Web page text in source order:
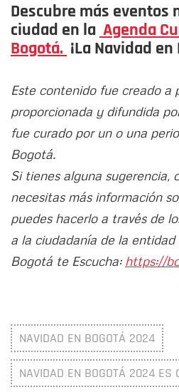
Descubre más eventos
ciudad en la Agenda
Bogotá. ¡La Navidad
Este contenido fue creado a
proporcionada y difundida
fue curado por un o una
Bogotá.
Si tienes alguna sugerencia,
necesitas más información
puedes hacerlo a través de
a la ciudadanía de la
Bogotá te Escucha: https://
NAVIDAD EN BOGOTÁ 2024
NAVIDAD EN BOGOTÁ 2024 ES